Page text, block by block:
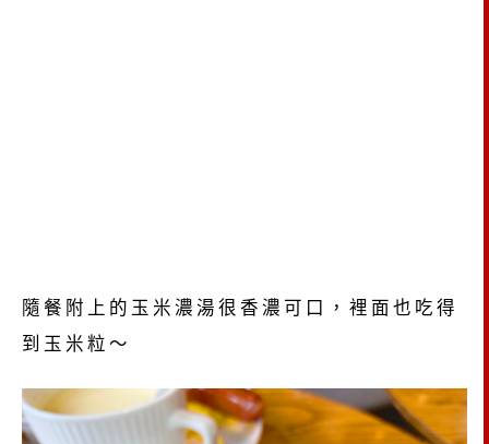
隨餐附上的玉米濃湯很香濃可口，裡面也吃得
到玉米粒～